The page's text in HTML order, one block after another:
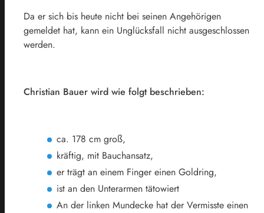
Da er sich bis heute nicht bei seinen Angehörigen
gemeldet hat, kann ein Unglücksfall nicht ausgeschlossen
werden.
Christian Bauer wird wie folgt beschrieben:
ca. 178 cm groß,
kräftig, mit Bauchansatz,
er trägt an einem Finger einen Goldring,
ist an den Unterarmen tätowiert
An der linken Mundecke hat der Vermisste einen